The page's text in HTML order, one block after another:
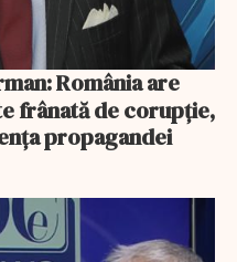
frânată de corupție,
propagandei